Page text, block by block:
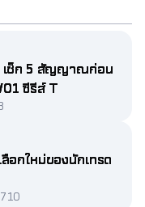
เช็ก 5 สัญญาณก่อน
ซีรีส์ T
อกใหม่ของนักเทรด